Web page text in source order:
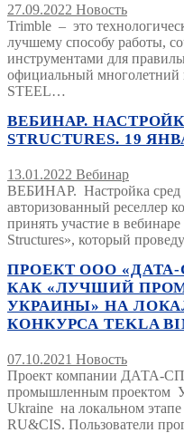
27.09.2022 Новость
Trimble – это
лучшему способу работы,
инструментами для
официальный многолетний
STEEL…
ВЕБИНАР.
STRUCTURES. 19
13.01.2022 Вебинар
ВЕБИНАР. Настройка сред
авторизованный реселлер
принять участие в
Structures», который
ПРОЕКТ ООО
КАК «ЛУЧШИЙ
УКРАИНЫ» НА
КОНКУРСА TEKLA
07.10.2021 Новость
Проект компании ДАТА-
промышленным проектом
Ukraine на локальном
RU&CIS. Пользователи